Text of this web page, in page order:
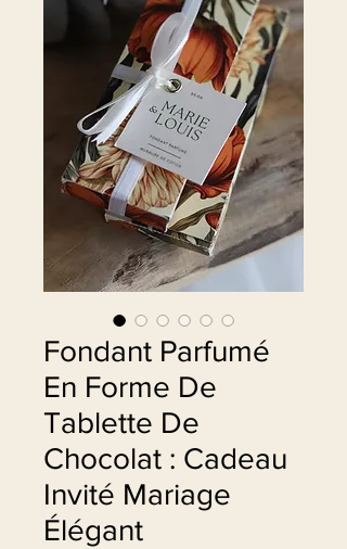
Fondant Parfumé
En Forme De
Tablette De
Chocolat : Cadeau
Invité Mariage
Élégant